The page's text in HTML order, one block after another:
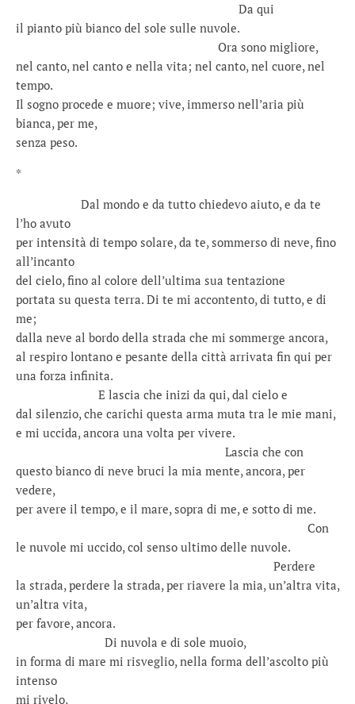
Da qui
il pianto più bianco del sole sulle nuvole.
Ora sono migliore,
nel canto, nel canto e nella vita; nel canto, nel cuore, nel
tempo.
Il sogno procede e muore; vive, immerso nell’aria più
bianca, per me,
senza peso.
*
Dal mondo e da tutto chiedevo aiuto, e da te
l’ho avuto
per intensità di tempo solare, da te, sommerso di neve, fino
all’incanto
del cielo, fino al colore dell’ultima sua tentazione
portata su questa terra. Di te mi accontento, di tutto, e di
me;
dalla neve al bordo della strada che mi sommerge ancora,
al respiro lontano e pesante della città arrivata fin qui per
una forza infinita.
E lascia che inizi da qui, dal cielo e
dal silenzio, che carichi questa arma muta tra le mie mani,
e mi uccida, ancora una volta per vivere.
Lascia che con
questo bianco di neve bruci la mia mente, ancora, per
vedere,
per avere il tempo, e il mare, sopra di me, e sotto di me.
Con
le nuvole mi uccido, col senso ultimo delle nuvole.
Perdere
la strada, perdere la strada, per riavere la mia, un’altra vita,
un’altra vita,
per favore, ancora.
Di nuvola e di sole muoio,
in forma di mare mi risveglio, nella forma dell’ascolto più
intenso
mi rivelo,